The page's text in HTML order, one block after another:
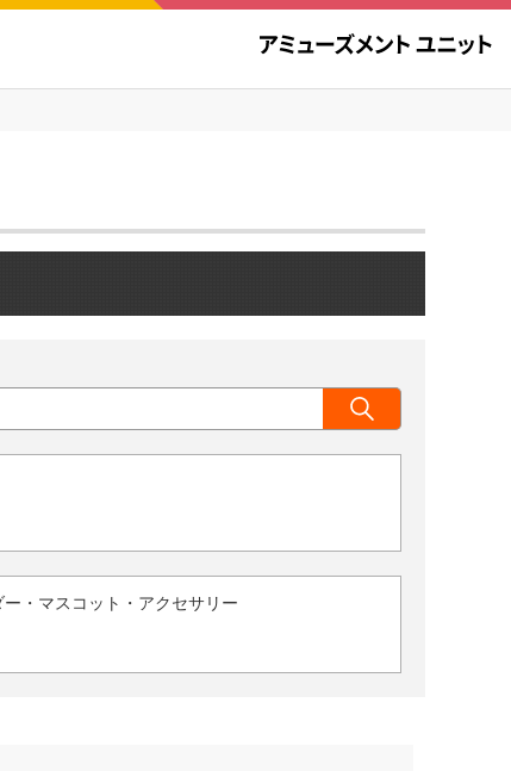
ー・マスコット・アクセサリー